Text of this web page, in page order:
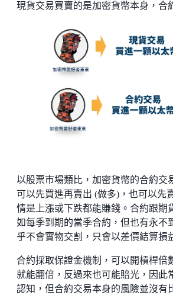
現貨交易買賣的是加密貨幣本身，合
以股票市場類比，加密貨幣的合約交
可以先買進再賣出 (做多)，也可以先
情是上漲或下跌都能賺錢。合約跟期
如每季到期的當季合約，但也有永不
乎不會實物交割，只會以差價結算損
合約採取保證金機制，可以開槓桿倍
就能翻倍，反過來也可能賠光，因此
認知，但合約交易本身的風險並沒有